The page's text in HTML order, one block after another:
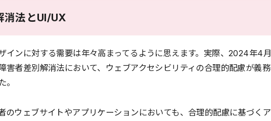
消法とUI/UX
インに対する需要は年々高まってるように思えます。実際、2024年4月
害者差別解消法において、ウェブアクセシビリティの合理的配慮が義務
。
のウェブサイトやアプリケーションにおいても、合理的配慮に基づくア